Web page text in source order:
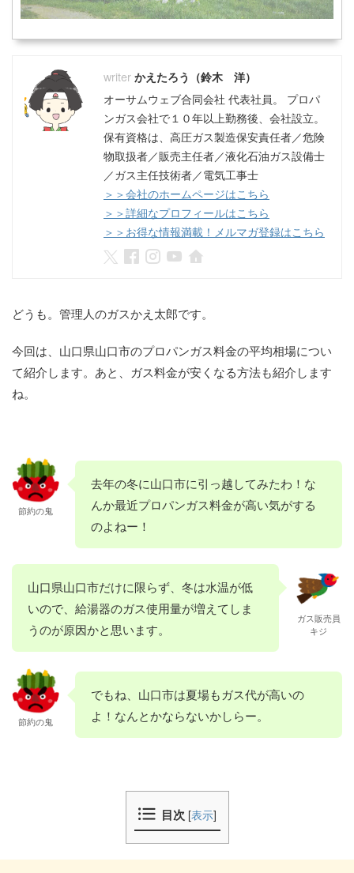
かえたろう（鈴木 洋）
オーサムウェブ合同会社 代表社員。 プロパ
ンガス会社で１０年以上勤務後、会社設立。
保有資格は、高圧ガス製造保安責任者／危険
物取扱者／販売主任者／液化石油ガス設備士
／ガス主任技術者／電気工事士
＞＞会社のホームページはこちら
＞＞詳細なプロフィールはこちら
＞＞お得な情報満載！メルマガ登録はこちら
どうも。管理人のガスかえ太郎です。
今回は、山口県山口市のプロパンガス料金の平均相場につい
て紹介します。あと、ガス料金が安くなる方法も紹介します
ね。
節約の鬼
去年の冬に山口市に引っ越してみたわ！な
んか最近プロパンガス料金が高い気がする
のよねー！
山口県山口市だけに限らず、冬は水温が低
いので、給湯器のガス使用量が増えてしま
うのが原因かと思います。
ガス販売員
キジ
節約の鬼
でもね、山口市は夏場もガス代が高いの
よ！なんとかならないかしらー。
目次 [表示]